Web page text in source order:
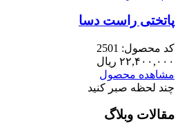
پاتختی راست دسا
کد محصول: 2501
۲۲,۴۰۰,۰۰۰ ریال
مشاهده محصول
چند لحظه صبر کنید
مقالات وبلاگ